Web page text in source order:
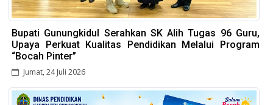
Bupati Gunungkidul Serahkan SK Alih Tugas 96 Guru,
Upaya Perkuat Kualitas Pendidikan Melalui Program
“Bocah Pinter”
Jumat, 24 Juli 2026